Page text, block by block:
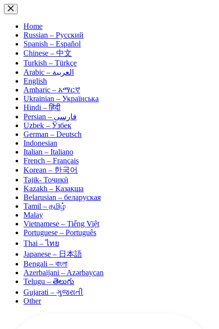
Skip
to
contentHome
Russian – Русский
Spanish – Español
Chinese – 中文
Turkish – Türkçe
Arabic – العربية
English
Amharic – አማርኛ
Ukrainian – Українська
Hindi – हिंदी
Persian – فارسی
Uzbek – Ўзбек
German – Deutsch
Indonesian
Italian – Italiano
French – Français
Korean – 한국어
Tajik- Тоҷикӣ
Kazakh – Қазақша
Belarusian – беларуская
Tamil – தமிழ்
Malay
Vietnamese – Tiếng Việt
Portuguese – Português
Thai – ไทย
Japanese – 日本語
Bengali – বাংলা
Azerbaijani – Azərbaycan
Telugu – తెలుగు
Gujarati – ગુજરાતી
Other